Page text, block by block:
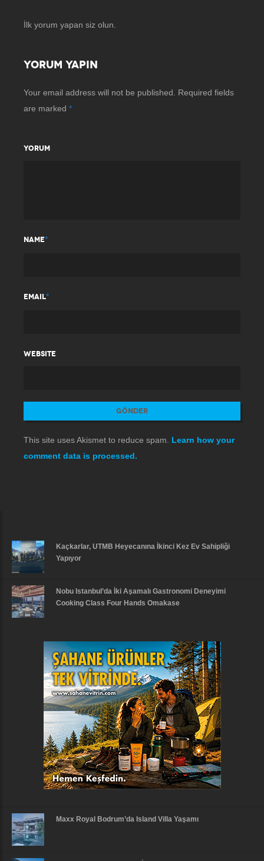
İlk yorum yapan siz olun.
YORUM YAPIN
Your email address will not be published.
Required fields
are marked *
YORUM
NAME*
EMAIL*
WEBSITE
This site uses Akismet to reduce spam. Learn how your
comment data is processed.
Kaçkarlar, UTMB Heyecanına İkinci Kez Ev Sahipliği
Yapıyor
Nobu Istanbul’da İki Aşamalı Gastronomi Deneyimi
Cooking Class Four Hands Omakase
Maxx Royal Bodrum’da Island Villa Yaşamı